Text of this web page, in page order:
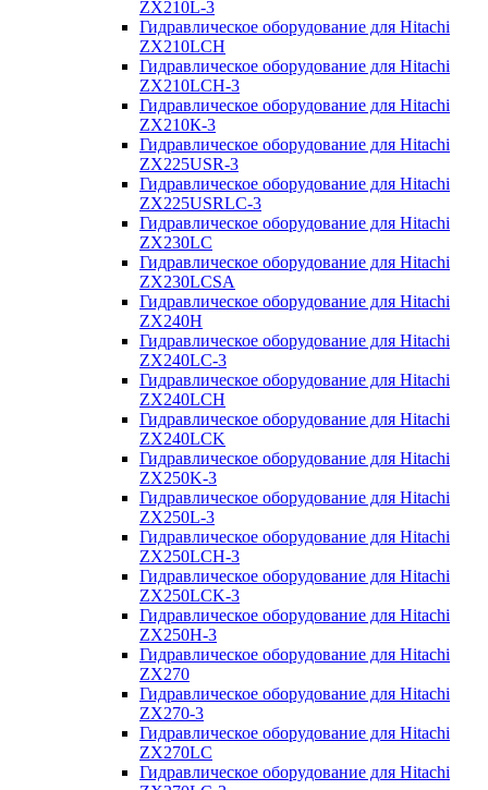
ZX210L-3
Гидравлическое оборудование для Hitachi
ZX210LCH
Гидравлическое оборудование для Hitachi
ZX210LCH-3
Гидравлическое оборудование для Hitachi
ZX210К-3
Гидравлическое оборудование для Hitachi
ZX225USR-3
Гидравлическое оборудование для Hitachi
ZX225USRLC-3
Гидравлическое оборудование для Hitachi
ZX230LC
Гидравлическое оборудование для Hitachi
ZX230LCSA
Гидравлическое оборудование для Hitachi
ZX240H
Гидравлическое оборудование для Hitachi
ZX240LC-3
Гидравлическое оборудование для Hitachi
ZX240LCH
Гидравлическое оборудование для Hitachi
ZX240LCK
Гидравлическое оборудование для Hitachi
ZX250K-3
Гидравлическое оборудование для Hitachi
ZX250L-3
Гидравлическое оборудование для Hitachi
ZX250LCH-3
Гидравлическое оборудование для Hitachi
ZX250LCK-3
Гидравлическое оборудование для Hitachi
ZX250Н-3
Гидравлическое оборудование для Hitachi
ZX270
Гидравлическое оборудование для Hitachi
ZX270-3
Гидравлическое оборудование для Hitachi
ZX270LC
Гидравлическое оборудование для Hitachi